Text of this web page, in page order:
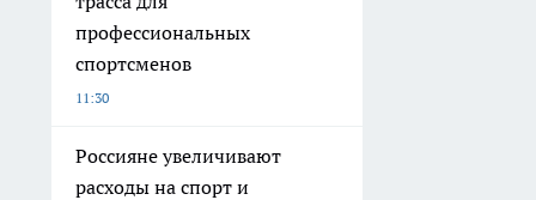
профессиональных
спортсменов
11:30
Россияне увеличивают
расходы на спорт и